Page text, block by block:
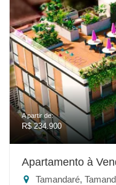
A partir de:
R$ 234.900
Apartamento à
Tamandaré,